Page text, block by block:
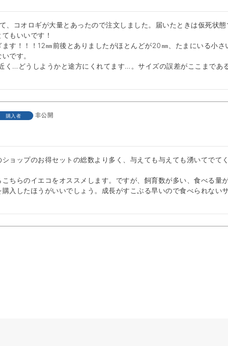
、コオロギが大量とあったので注文しました。届いたときは仮死状
もいいです！
す！！！12㎜前後とありましたがほとんどが20㎜、たまにいる小さ
です。
く…どうしようかと途方にくれてます…。サイズの誤差がここまであ
購入者
非公開
ョップのお得セットの総数より多く、与えても与えても湧いてでてく
ちらのイエコをオススメします。ですが、飼育数が多い、食べる量
入したほうがいいでしょう。成長がすこぶる早いので食べられない